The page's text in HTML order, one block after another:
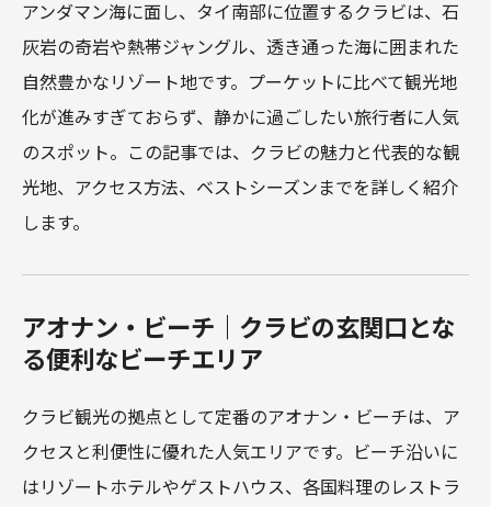
アンダマン海に面し、タイ南部に位置するクラビは、石
灰岩の奇岩や熱帯ジャングル、透き通った海に囲まれた
自然豊かなリゾート地です。プーケットに比べて観光地
化が進みすぎておらず、静かに過ごしたい旅行者に人気
のスポット。この記事では、クラビの魅力と代表的な観
光地、アクセス方法、ベストシーズンまでを詳しく紹介
します。
アオナン・ビーチ｜クラビの玄関口とな
る便利なビーチエリア
クラビ観光の拠点として定番のアオナン・ビーチは、ア
クセスと利便性に優れた人気エリアです。ビーチ沿いに
はリゾートホテルやゲストハウス、各国料理のレストラ